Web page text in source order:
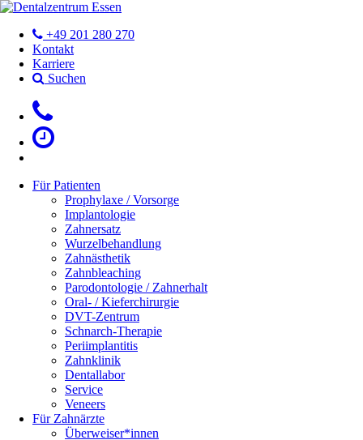
+49 201 280 270
Kontakt
Karriere
Suchen
Für Patienten
Prophylaxe / Vorsorge
Implantologie
Zahnersatz
Wurzelbehandlung
Zahnästhetik
Zahnbleaching
Parodontologie / Zahnerhalt
Oral- / Kieferchirurgie
DVT-Zentrum
Schnarch-Therapie
Periimplantitis
Zahnklinik
Dentallabor
Service
Veneers
Für Zahnärzte
Überweiser*innen